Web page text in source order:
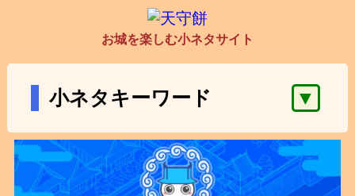
お城を楽しむ小ネタサイト
小ネタキーワード ▼